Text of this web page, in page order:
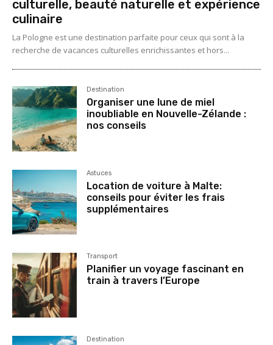
culturelle, beauté naturelle et expérience
culinaire
La Pologne est une destination parfaite pour ceux qui sont à la
recherche de vacances culturelles enrichissantes et hors...
Destination
Organiser une lune de miel
inoubliable en Nouvelle-Zélande :
nos conseils
Astuces
Location de voiture à Malte:
conseils pour éviter les frais
supplémentaires
Transport
Planifier un voyage fascinant en
train à travers l’Europe
Destination